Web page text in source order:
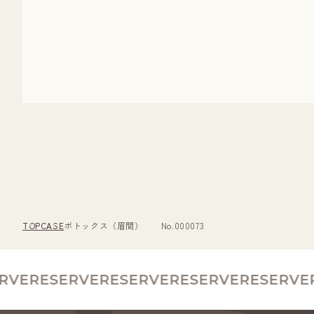
TOPCASEボトックス（眉間） No.000073
RESERVERESERVERESERVERESERVE